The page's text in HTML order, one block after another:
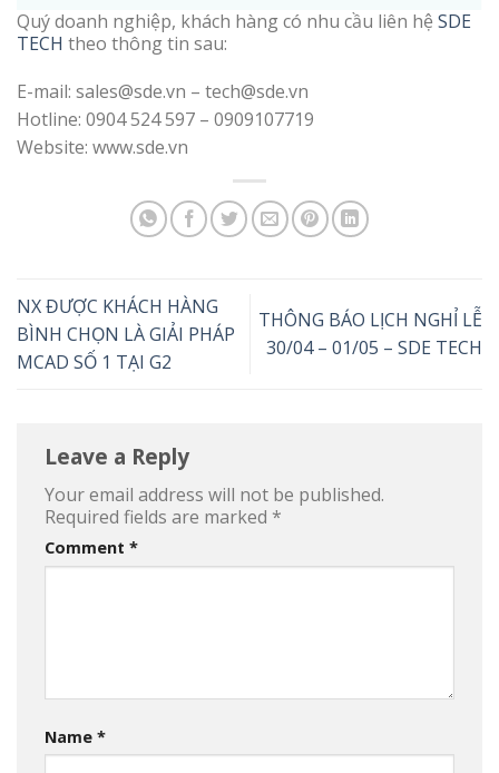
Quý doanh nghiệp, khách hàng có nhu cầu liên hệ SDE
TECH theo thông tin sau:
E-mail: sales@sde.vn – tech@sde.vn
Hotline: 0904 524 597 – 0909107719
Website: www.sde.vn
NX ĐƯỢC KHÁCH HÀNG
BÌNH CHỌN LÀ GIẢI PHÁP
MCAD SỐ 1 TẠI G2
THÔNG BÁO LỊCH NGHỈ LỄ
30/04 – 01/05 – SDE TECH
Leave a Reply
Your email address will not be published.
Required fields are marked *
Comment *
Name *